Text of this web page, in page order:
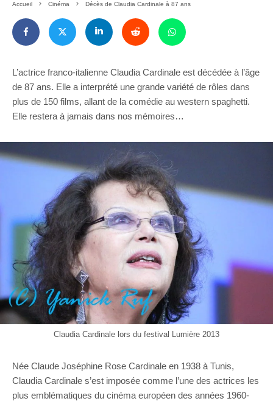
Accueil Cinéma Décès de Claudia Cardinale à 87 ans
L’actrice franco-italienne Claudia Cardinale est décédée à l’âge
de 87 ans. Elle a interprété une grande variété de rôles dans
plus de 150 films, allant de la comédie au western spaghetti.
Elle restera à jamais dans nos mémoires…
Claudia Cardinale lors du festival Lumière 2013
Née Claude Joséphine Rose Cardinale en 1938 à Tunis,
Claudia Cardinale s’est imposée comme l’une des actrices les
plus emblématiques du cinéma européen des années 1960-